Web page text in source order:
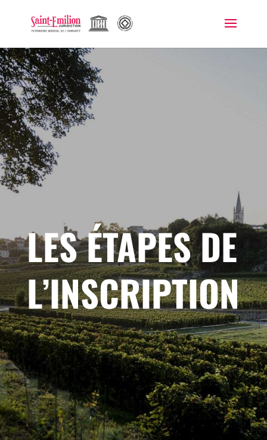
LES ÉTAPES DE
L’INSCRIPTION